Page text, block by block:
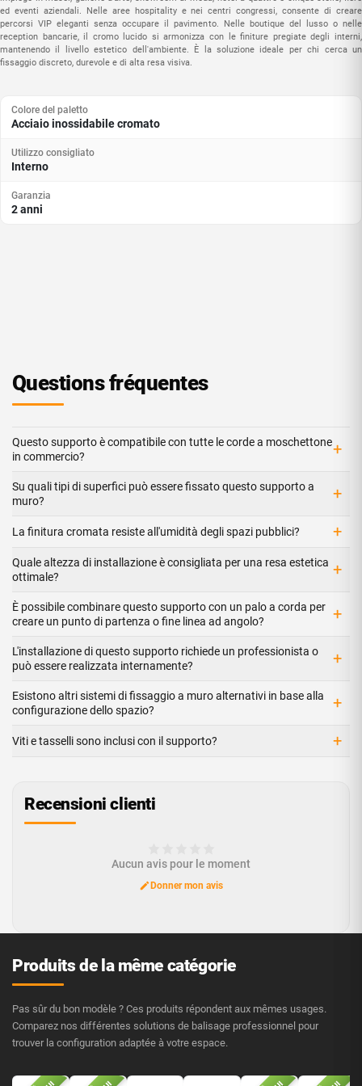
ed eventi aziendali. Nelle aree hospitality e nei centri congressi, consente di creare
percorsi VIP eleganti senza occupare il pavimento. Nelle boutique del lusso o nelle
reception bancarie, il cromo lucido si armonizza con le finiture pregiate degli interni,
mantenendo il livello estetico dell'ambiente. È la soluzione ideale per chi cerca un
fissaggio discreto, durevole e di alta resa visiva.
Colore del paletto
Acciaio inossidabile cromato
Utilizzo consigliato
Interno
Garanzia
2 anni
Questions fréquentes
Questo supporto è compatibile con tutte le corde a moschettone
in commercio?
+
Su quali tipi di superfici può essere fissato questo supporto a
muro?
+
La finitura cromata resiste all'umidità degli spazi pubblici? +
Quale altezza di installazione è consigliata per una resa estetica
ottimale?
+
È possibile combinare questo supporto con un palo a corda per
creare un punto di partenza o fine linea ad angolo?
+
L'installazione di questo supporto richiede un professionista o
può essere realizzata internamente?
+
Esistono altri sistemi di fissaggio a muro alternativi in base alla
configurazione dello spazio?
+
Viti e tasselli sono inclusi con il supporto? +
Recensioni clienti
Aucun avis pour le moment
Donner mon avis
Produits de la même catégorie
Pas sûr du bon modèle ? Ces produits répondent aux mêmes usages.
Comparez nos différentes solutions de balisage professionnel pour
trouver la configuration adaptée à votre espace.